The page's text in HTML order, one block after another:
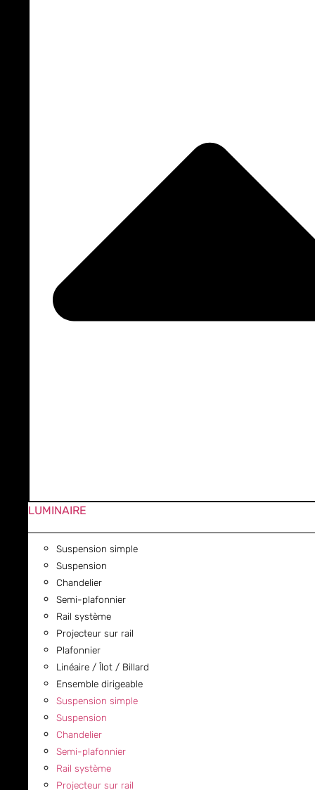
LUMINAIRE
Suspension simple
Suspension
Chandelier
Semi-plafonnier
Rail système
Projecteur sur rail
Plafonnier
Linéaire / Îlot / Billard
Ensemble dirigeable
Suspension simple
Suspension
Chandelier
Semi-plafonnier
Rail système
Projecteur sur rail